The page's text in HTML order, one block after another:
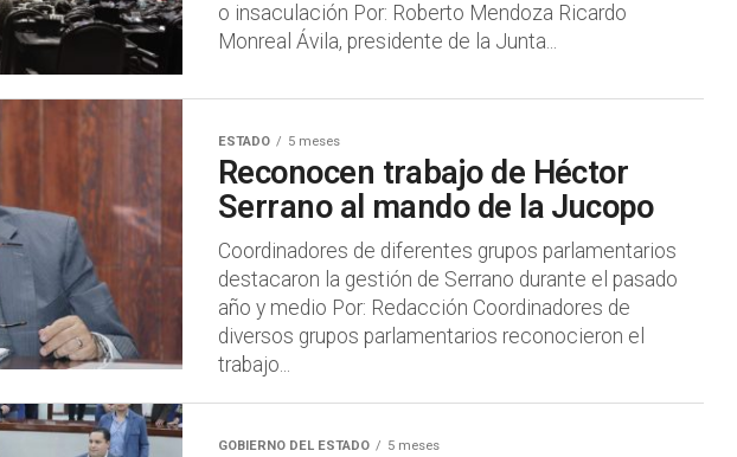
o insaculación Por: Roberto Mendoza Ricardo
Monreal Ávila, presidente de la Junta...
ESTADO 5 meses
Reconocen trabajo de Héctor
Serrano al mando de la Jucopo
Coordinadores de diferentes grupos parlamentarios
destacaron la gestión de Serrano durante el pasado
año y medio Por: Redacción Coordinadores de
diversos grupos parlamentarios reconocieron el
trabajo...
GOBIERNO DEL ESTADO 5 meses